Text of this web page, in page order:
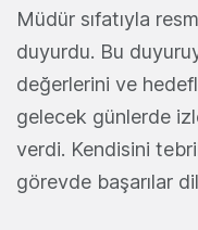
Müdür sıfatıyla
duyurdu. Bu
değerlerini ve
gelecek günlerde
verdi. Kendisini
görevde başarılar